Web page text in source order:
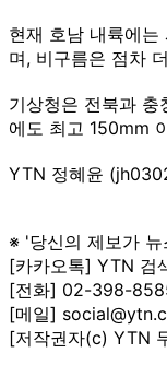
현재 호남 내륙에
며, 비구름은 점차
기상청은 전북과
에도 최고 150mm
YTN 정혜윤
※ '당신의 제보가
[카카오톡] YTN 검
[전화] 02-398-
[메일]
[저작권자(c) YTN